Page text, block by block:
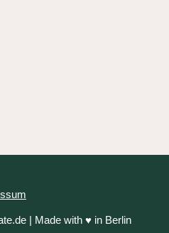
| Made with ♥ in Berlin